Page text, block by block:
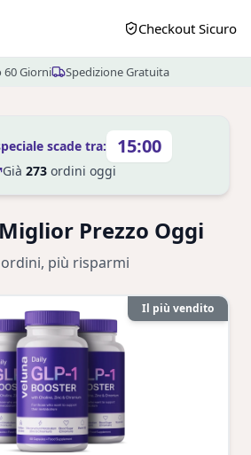
Checkout Sicuro
60 Giorni Spedizione Gratuita
scade tra: 15:00
Già 273 ordini oggi
Prezzo Oggi
più risparmi
Il più vendito